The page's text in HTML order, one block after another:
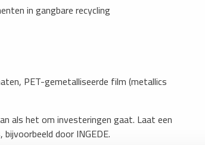
in gangbare recycling
PET-gemetalliseerde film (metallics
als het om investeringen gaat. Laat een
door INGEDE.